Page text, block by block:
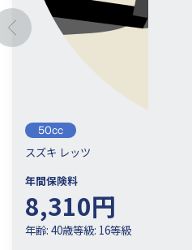
50cc
スズキ レッツ
年間保険料
8,310円
年齢: 40歳等級: 16等級